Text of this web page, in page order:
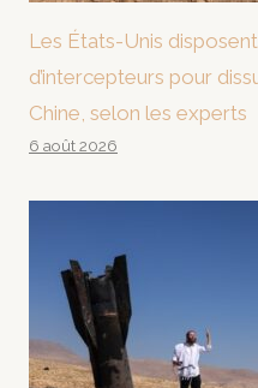
Les États-Unis
d’intercepteurs pour
Chine, selon les experts
6 août 2026